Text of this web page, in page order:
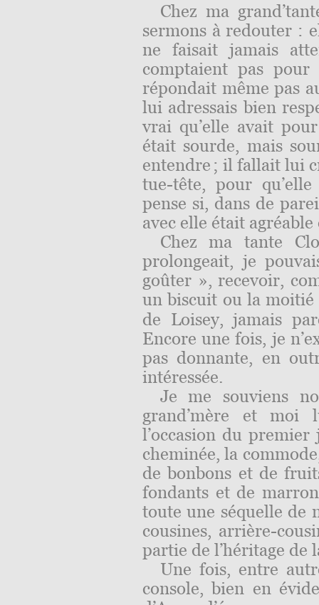
Chez ma
sermons à redouter :
ne faisait jamais
comptaient pas pour
répondait même pas
lui adressais bien
vrai qu’elle avait
était sourde, mais
entendre ; il fallait lui
tue-tête, pour
pense si, dans de
avec elle était
Chez ma tante
prolongeait, je
goûter », recevoir,
un biscuit ou la moitié
de Loisey,jamais
Encore une fois, je
pas donnante, en
intéressée.
Je me souviens
grand’mère et moi
l’occasion du
cheminée, la
de bonbons et de
fondants et de
toute une séquelle de
cousines, arrière-
partie de l’héritage de
Une fois, entre
console, bien en